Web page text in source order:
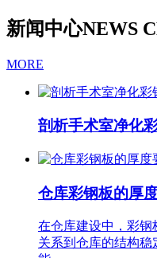
新闻中心NEWS
MORE
剖析手术室净化
仓库彩钢板的厚
在仓库建设中，彩钢
关系到仓库的结构